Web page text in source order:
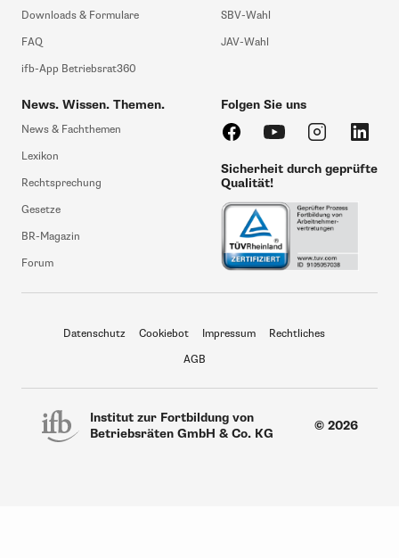
Downloads & Formulare
FAQ
ifb-App Betriebsrat360
SBV-Wahl
JAV-Wahl
News. Wissen. Themen.
News & Fachthemen
Lexikon
Rechtsprechung
Gesetze
BR-Magazin
Forum
Folgen Sie uns
Sicherheit durch geprüfte
Qualität!
Institut zur Fortbildung von
Betriebsräten GmbH & Co. KG
© 2026
Datenschutz Cookiebot Impressum
Rechtliches
AGB